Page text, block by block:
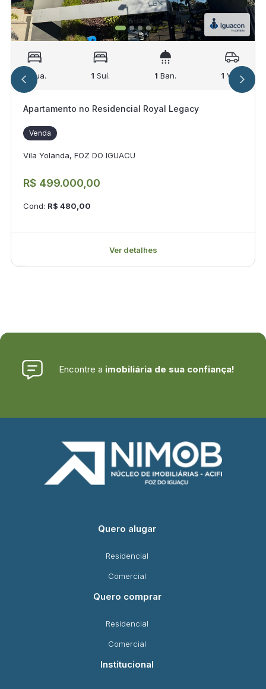
1 Qua. 1 Suí. 1 Ban. 1 Vag.
Apartamento no Residencial Royal Legacy
Venda
Vila Yolanda, FOZ DO IGUACU
R$ 499.000,00
Cond: R$ 480,00
Ver detalhes
Encontre a imobiliária de sua confiança!
Quero alugar
Residencial
Comercial
Quero comprar
Residencial
Comercial
Institucional